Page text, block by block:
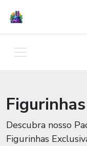
Descubra nosso
Figurinhas